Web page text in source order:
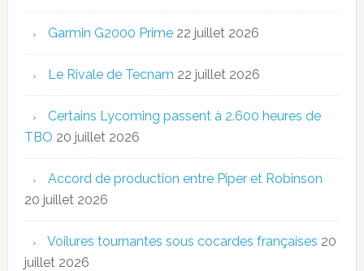
Garmin G2000 Prime 22 juillet 2026
Le Rivale de Tecnam 22 juillet 2026
Certains Lycoming passent à 2.600 heures de
TBO 20 juillet 2026
Accord de production entre Piper et Robinson
20 juillet 2026
Voilures tournantes sous cocardes françaises 20
juillet 2026